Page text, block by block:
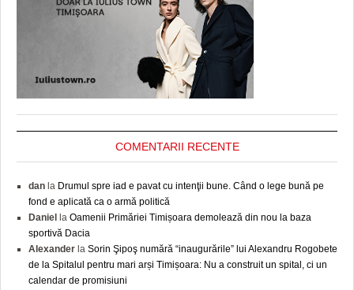
COMENTARII RECENTE
dan la Drumul spre iad e pavat cu intenţii bune. Când o lege bună pe
fond e aplicată ca o armă politică
Daniel
la Oamenii Primăriei Timișoara demolează din nou la baza
sportivă Dacia
Alexander la Sorin Şipoş numără “inaugurările” lui Alexandru Rogobete
de la Spitalul pentru mari arși Timișoara: Nu a construit un spital, ci un
calendar de promisiuni